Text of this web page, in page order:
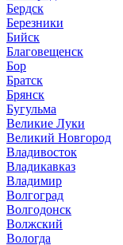
Бердск
Березники
Бийск
Благовещенск
Бор
Братск
Брянск
Бугульма
Великие Луки
Великий Новгород
Владивосток
Владикавказ
Владимир
Волгоград
Волгодонск
Волжский
Вологда